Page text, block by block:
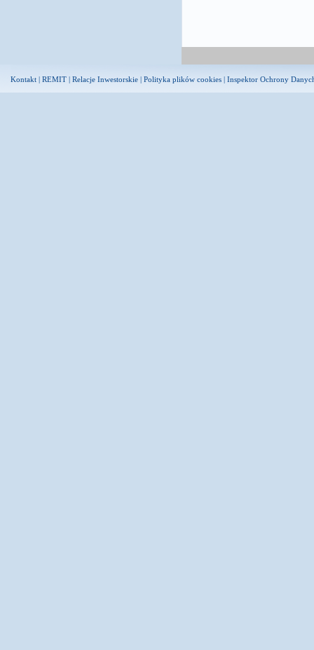
Kontakt | REMIT | Relacje Inwestorskie | Polityka plików cookies | Inspektor Ochrony